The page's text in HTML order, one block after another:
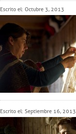
Escrito el: Octubre 3, 2013
Escrito el: Septiembre 16, 2013